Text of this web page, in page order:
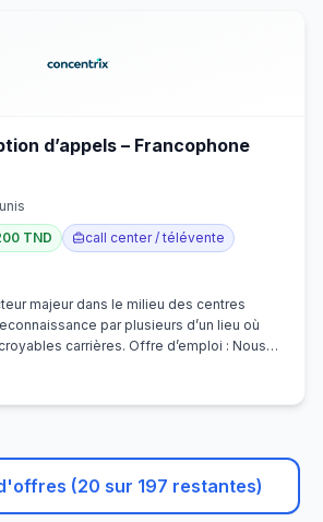
d’appels – Francophone
TND
call center / télévente
majeur dans le milieu des centres
par plusieurs d’un lieu où
carrières. Offre d’emploi : Nous
(20 sur 197 restantes)